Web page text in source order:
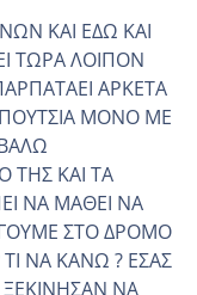
ΚΑΙ ΕΔΩ ΚΑΙ
ΤΩΡΑ ΛΟΙΠΟΝ
ΑΡΚΕΤΑ
ΜΟΝΟ ΜΕ
ΤΗΣ ΚΑΙ ΤΑ
ΝΑ ΜΑΘΕΙ ΝΑ
ΣΤΟ ΔΡΟΜΟ
ΝΑ ΚΑΝΩ ? ΕΣΑΣ
ΝΑ